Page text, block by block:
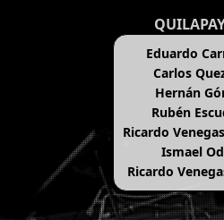
Eduardo
Carlos
Hernán
Rubén
Ricardo
Ismael
Ricardo